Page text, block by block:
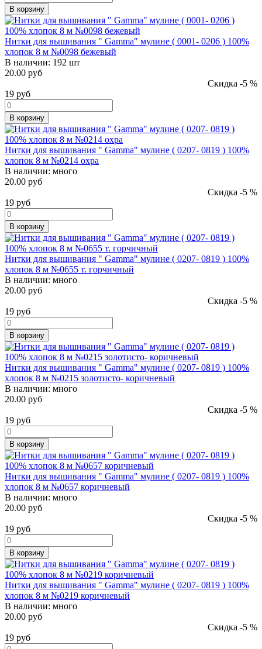
В корзину
Нитки для вышивания " Gamma" мулине ( 0001- 0206 ) 100%
хлопок 8 м №0098 бежевый
В наличии: 192 шт
20.00 руб
Скидка -5 %
19 руб
В корзину
Нитки для вышивания " Gamma" мулине ( 0207- 0819 ) 100%
хлопок 8 м №0214 охра
В наличии: много
20.00 руб
Скидка -5 %
19 руб
В корзину
Нитки для вышивания " Gamma" мулине ( 0207- 0819 ) 100%
хлопок 8 м №0655 т. горчичный
В наличии: много
20.00 руб
Скидка -5 %
19 руб
В корзину
Нитки для вышивания " Gamma" мулине ( 0207- 0819 ) 100%
хлопок 8 м №0215 золотисто- коричневый
В наличии: много
20.00 руб
Скидка -5 %
19 руб
В корзину
Нитки для вышивания " Gamma" мулине ( 0207- 0819 ) 100%
хлопок 8 м №0657 коричневый
В наличии: много
20.00 руб
Скидка -5 %
19 руб
В корзину
Нитки для вышивания " Gamma" мулине ( 0207- 0819 ) 100%
хлопок 8 м №0219 коричневый
В наличии: много
20.00 руб
Скидка -5 %
19 руб